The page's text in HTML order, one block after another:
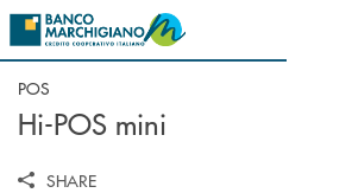
Salta al contenuto principale
POS
Hi-POS mini
SHARE